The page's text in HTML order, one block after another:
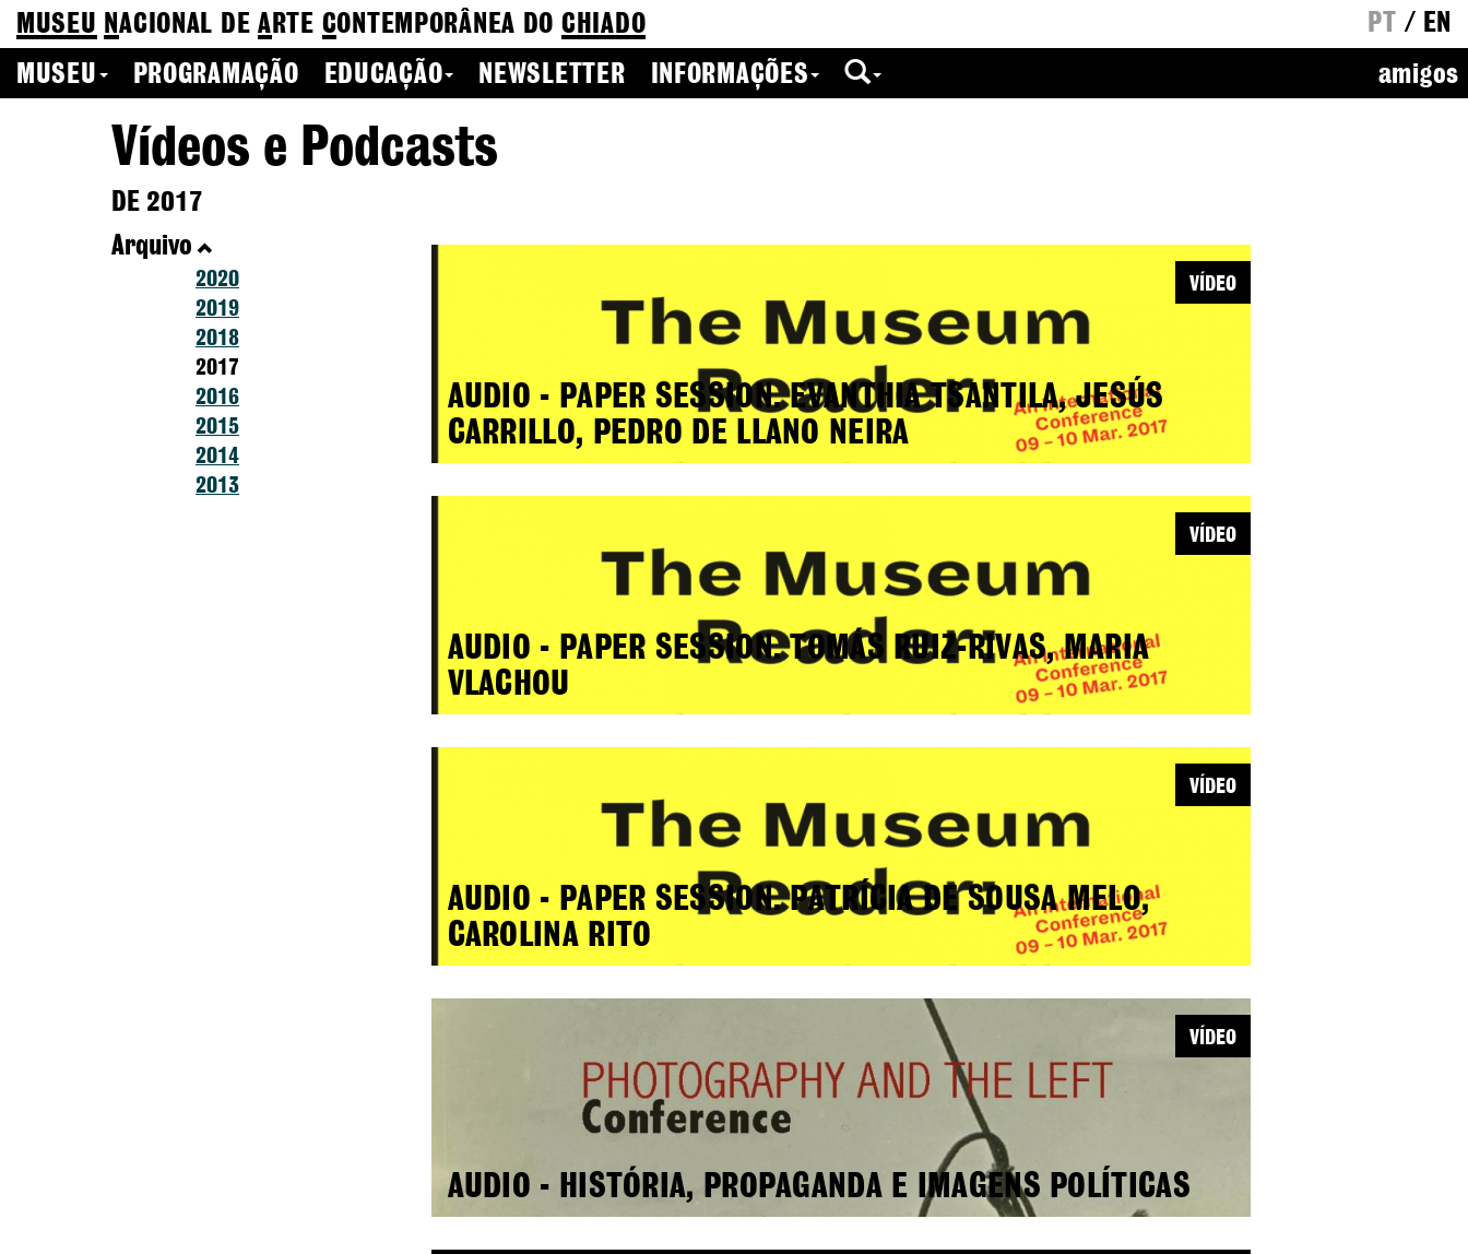
MUSEU NACIONAL DEA RTE CONTEMPORÂNEA DO CHIADO PT / EN
MUSEU
PROGRAMAÇÃO EDUCAÇÃO NEWSLETTER INFORMAÇÕES amigos
Vídeos e Podcasts
DE 2017
Arquivo
2020
2019
2018
2017
2016
2015
2014
2013
AUDIO - PAPER SESSION. EVANTHIA TSANTILA, JESÚS
CARRILLO, PEDRO DE LLANO NEIRA
VÍDEO
AUDIO - PAPER SESSION. TOMÁS RUIZ-RIVAS, MARIA
VLACHOU
VÍDEO
AUDIO - PAPER SESSION. PATRÍCIA DE SOUSA MELO,
CAROLINA RITO
VÍDEO
AUDIO - HISTÓRIA, PROPAGANDA E IMAGENS POLÍTICAS
VÍDEO